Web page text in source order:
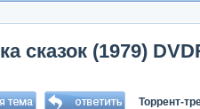
сказок (1979)
Торрент-